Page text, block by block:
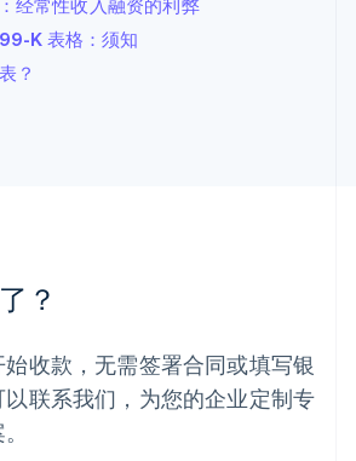
经常性收入融资的利弊
K 表格：须知
？
？
收款，无需签署合同或填写银
联系我们，为您的企业定制专